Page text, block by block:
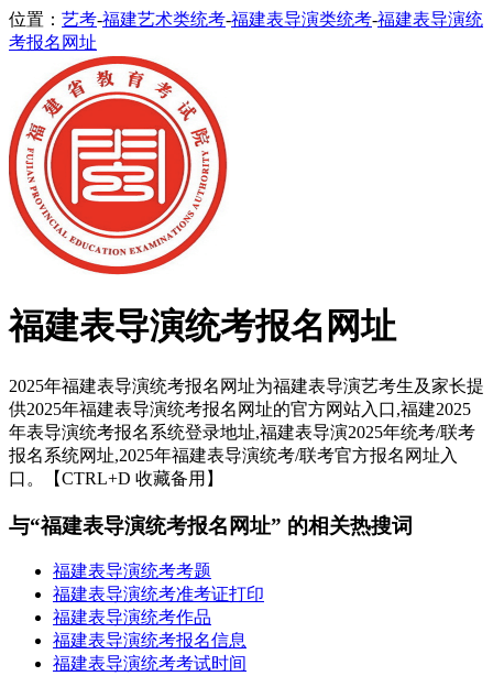
位置： 艺考-福建艺术类统考-福建表导演类统考-福建表导演统
考报名网址
福建表导演统考报名网址
2025年福建表导演统考报名网址为福建表导演艺考生及家长提
供2025年福建表导演统考报名网址的官方网站入口,福建2025
年表导演统考报名系统登录地址,福建表导演2025年统考/联考
报名系统网址,2025年福建表导演统考/联考官方报名网址入
口。【CTRL+D 收藏备用】
与“福建表导演统考报名网址” 的相关热搜词
福建表导演统考考题
福建表导演统考准考证打印
福建表导演统考作品
福建表导演统考报名信息
福建表导演统考考试时间